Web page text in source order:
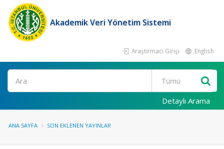
Akademik Veri Yönetim Sistemi
Araştırmacı Girişi English
Ara
Detaylı Arama
ANA SAYFA SON EKLENEN YAYINLAR